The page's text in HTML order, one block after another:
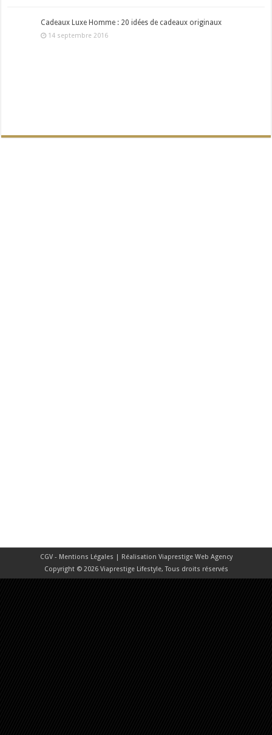
Cadeaux Luxe Homme : 20 idées de cadeaux originaux
14 septembre 2016
CGV - Mentions Légales | Réalisation Viaprestige Web Agency
Copyright © 2026 Viaprestige Lifestyle, Tous droits réservés